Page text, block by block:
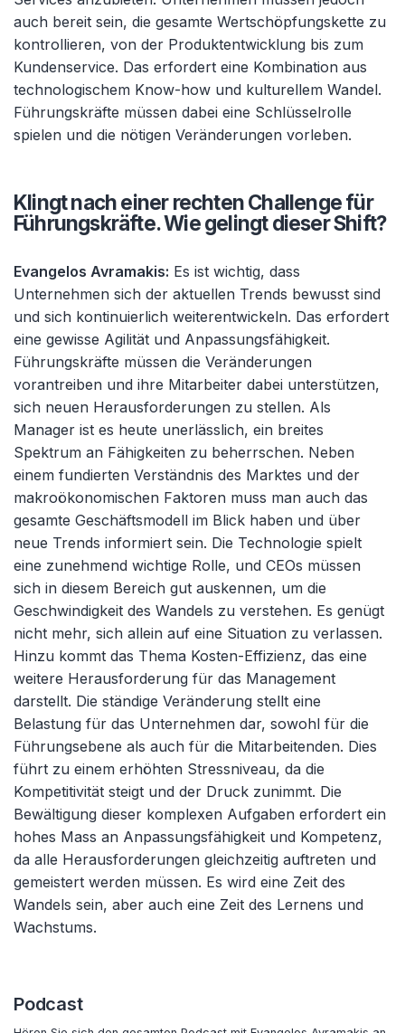
auch bereit sein, die gesamte Wertschöpfungskette zu
kontrollieren, von der Produktentwicklung bis zum
Kundenservice. Das erfordert eine Kombination aus
technologischem Know-how und kulturellem Wandel.
Führungskräfte müssen dabei eine Schlüsselrolle
spielen und die nötigen Veränderungen vorleben.
Klingt nach einer rechten Challenge für
Führungskräfte. Wie gelingt dieser Shift?
Evangelos Avramakis: Es ist wichtig, dass
Unternehmen sich der aktuellen Trends bewusst sind
und sich kontinuierlich weiterentwickeln. Das erfordert
eine gewisse Agilität und Anpassungsfähigkeit.
Führungskräfte müssen die Veränderungen
vorantreiben und ihre Mitarbeiter dabei unterstützen,
sich neuen Herausforderungen zu stellen. Als
Manager ist es heute unerlässlich, ein breites
Spektrum an Fähigkeiten zu beherrschen. Neben
einem fundierten Verständnis des Marktes und der
makroökonomischen Faktoren muss man auch das
gesamte Geschäftsmodell im Blick haben und über
neue Trends informiert sein. Die Technologie spielt
eine zunehmend wichtige Rolle, und CEOs müssen
sich in diesem Bereich gut auskennen, um die
Geschwindigkeit des Wandels zu verstehen. Es genügt
nicht mehr, sich allein auf eine Situation zu verlassen.
Hinzu kommt das Thema Kosten-Effizienz, das eine
weitere Herausforderung für das Management
darstellt. Die ständige Veränderung stellt eine
Belastung für das Unternehmen dar, sowohl für die
Führungsebene als auch für die Mitarbeitenden. Dies
führt zu einem erhöhten Stressniveau, da die
Kompetitivität steigt und der Druck zunimmt. Die
Bewältigung dieser komplexen Aufgaben erfordert ein
hohes Mass an Anpassungsfähigkeit und Kompetenz,
da alle Herausforderungen gleichzeitig auftreten und
gemeistert werden müssen. Es wird eine Zeit des
Wandels sein, aber auch eine Zeit des Lernens und
Wachstums.
Podcast